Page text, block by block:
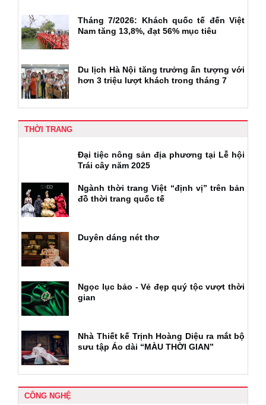
Tháng 7/2026: Khách quốc tế đến Việt
Nam tăng 13,8%, đạt 56% mục tiêu
Du lịch Hà Nội tăng trưởng ấn tượng với
hơn 3 triệu lượt khách trong tháng 7
THỜI TRANG
Đại tiệc nông sản địa phương tại Lễ hội
Trái cây năm 2025
Ngành thời trang Việt “định vị” trên bản
đồ thời trang quốc tế
Duyên dáng nét thơ
Ngọc lục bảo - Vẻ đẹp quý tộc vượt thời
gian
Nhà Thiết kế Trịnh Hoàng Diệu ra mắt bộ
sưu tập Áo dài “MÀU THỜI GIAN”
CÔNG NGHỆ